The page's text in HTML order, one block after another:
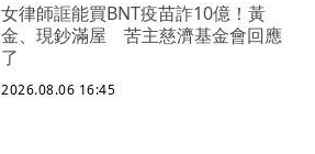
女律師誆能買BNT疫苗詐10億！黃
金、現鈔滿屋 苦主慈濟基金會回應
了
2026.08.06 16:45